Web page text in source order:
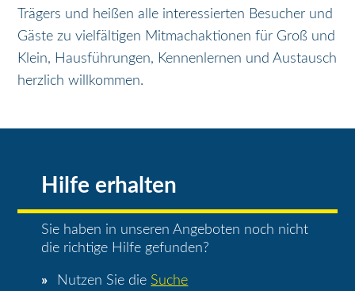
Trägers und heißen alle interessierten Besucher und
Gäste zu vielfältigen Mitmachaktionen für Groß und
Klein, Hausführungen, Kennenlernen und Austausch
herzlich willkommen.
Hilfe erhalten
Sie haben in unseren Angeboten noch nicht
die richtige Hilfe gefunden?
Nutzen Sie die Suche